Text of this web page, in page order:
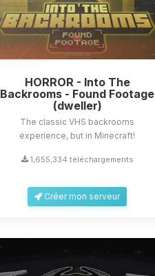
HORROR - Into The
Backrooms - Found Footage
(dweller)
The classic VHS backrooms
experience, but in Minecraft!
1,655,334 téléchargements
Créer mon serveur